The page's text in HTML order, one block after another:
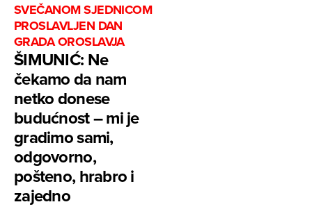
SVEČANOM SJEDNICOM
PROSLAVLJEN DAN
GRADA OROSLAVJA
ŠIMUNIĆ: Ne
čekamo da nam
netko donese
budućnost – mi je
gradimo sami,
odgovorno,
pošteno, hrabro i
zajedno